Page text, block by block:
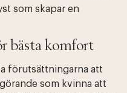
som skapar en
bästa komfort
förutsättningarna att
som kvinna att